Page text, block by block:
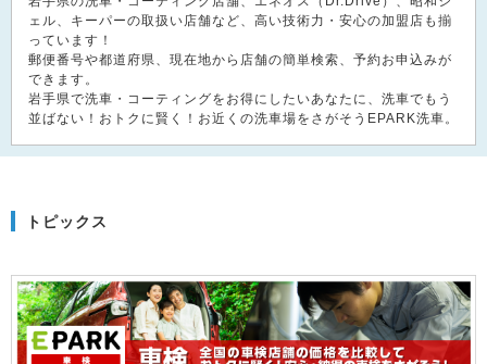
ェル、キーパーの取扱い店舗など、高い技術力・安心の加盟店も揃
っています！
郵便番号や都道府県、現在地から店舗の簡単検索、予約お申込みが
できます。
岩手県で洗車・コーティングをお得にしたいあなたに、洗車でもう
並ばない！おトクに賢く！お近くの洗車場をさがそうEPARK洗車。
トピックス